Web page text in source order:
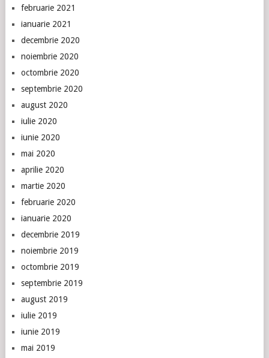
februarie 2021
ianuarie 2021
decembrie 2020
noiembrie 2020
octombrie 2020
septembrie 2020
august 2020
iulie 2020
iunie 2020
mai 2020
aprilie 2020
martie 2020
februarie 2020
ianuarie 2020
decembrie 2019
noiembrie 2019
octombrie 2019
septembrie 2019
august 2019
iulie 2019
iunie 2019
mai 2019